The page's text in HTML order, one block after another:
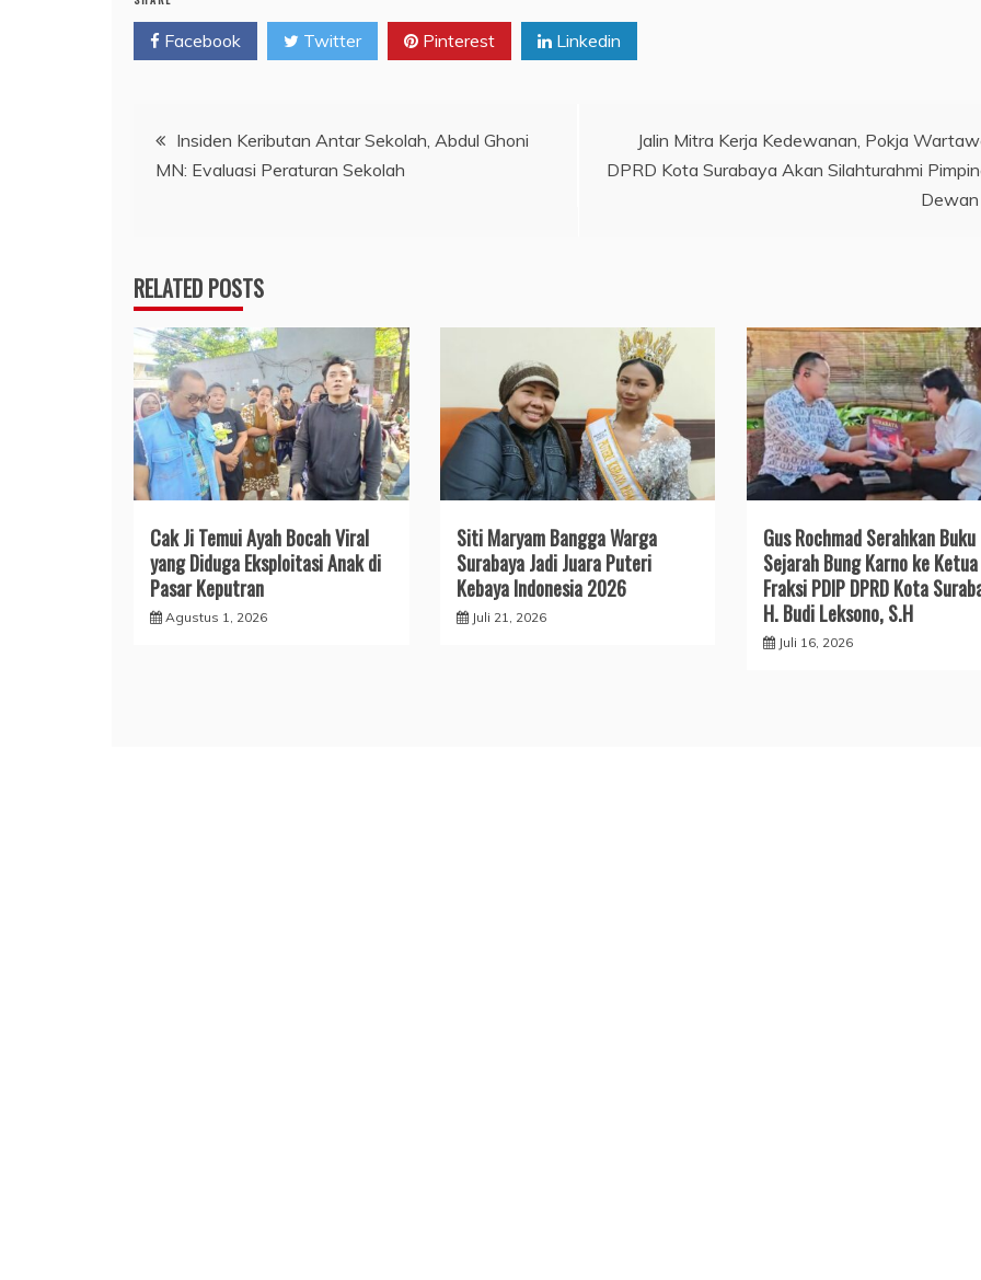
Facebook Twitter Pinterest Linkedin
Navigasi
pos
Insiden Keributan Antar Sekolah, Abdul Ghoni
MN: Evaluasi Peraturan Sekolah
Jalin Mitra Kerja Kedewanan, Pokja
DPRD Kota Surabaya Akan Silahturahmi
Dewan
RELATED POSTS
Cak Ji Temui Ayah Bocah Viral
yang Diduga Eksploitasi Anak di
Pasar Keputran
Agustus 1, 2026
Siti Maryam Bangga Warga
Surabaya Jadi Juara Puteri
Kebaya Indonesia 2026
Juli 21, 2026
Gus Rochmad Serahkan Buku
Sejarah Bung Karno ke Ketua
Fraksi PDIP DPRD Kota
H. Budi Leksono, S.H
Juli 16, 2026